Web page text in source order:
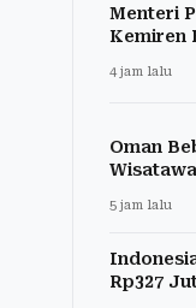
Menteri
Kemiren
4 jam lalu
Oman
5 jam lalu
Rp327